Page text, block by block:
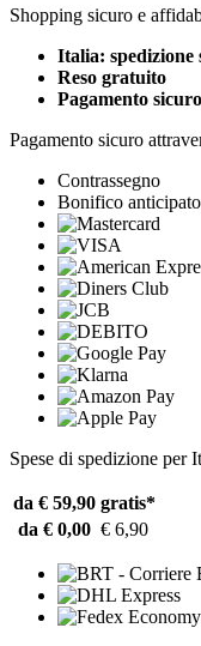
Shopping sicuro e
Italia:
Reso gratuito
Pagamento sicuro
Pagamento sicuro
Contrassegno
Bonifico anticipato
Spese di spedizione per
da € 59,90 gratis*
da € 0,00 € 6,90